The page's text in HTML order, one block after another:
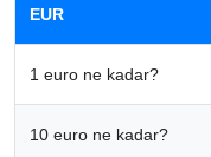
EUR
1 euro ne kadar?
10 euro ne kadar?